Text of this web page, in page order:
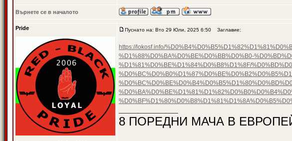
Върнете се в началото
Pride Пуснато на: Вто 29 Юли, 2025 6:50 Заглавие:
https://lokosf.info/
%D1%88%D0%BA%D0%BE%D0%BB%D0%B0-
%D1%81%D0%BE%D1%84%D0%B8%D1%8F/
8 ПОРЕДНИ МАЧА В